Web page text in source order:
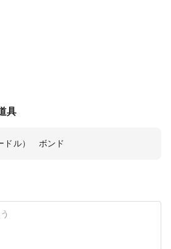
具
ドル） ボンド